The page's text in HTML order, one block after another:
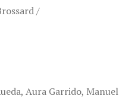
/
Aura Garrido, Manuel